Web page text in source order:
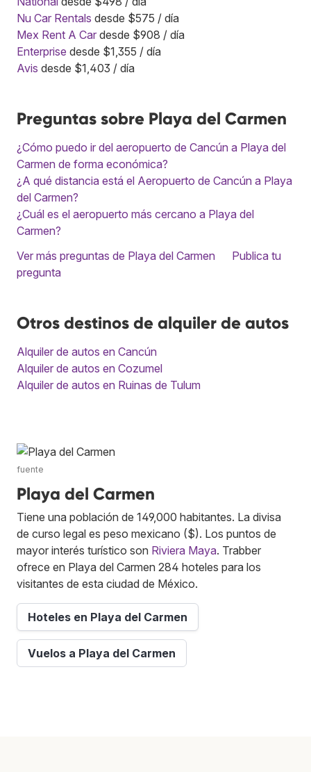
Nu Car Rentals desde $575 / día
Mex Rent A Car desde $908 / día
Enterprise desde $1,355 / día
Avis desde $1,403 / día
Preguntas sobre Playa del Carmen
¿Cómo puedo ir del aeropuerto de Cancún a Playa del
Carmen de forma económica?
¿A qué distancia está el Aeropuerto de Cancún a Playa
del Carmen?
¿Cuál es el aeropuerto más cercano a Playa del
Carmen?
Ver más preguntas de Playa del Carmen
Publica tu
pregunta
Otros destinos de alquiler de autos
Alquiler de autos en Cancún
Alquiler de autos en Cozumel
Alquiler de autos en Ruinas de Tulum
fuente
Playa del Carmen
Tiene una población de 149,000 habitantes. La divisa
de curso legal es peso mexicano ($). Los puntos de
mayor interés turístico son Riviera Maya. Trabber
ofrece en Playa del Carmen 284 hoteles para los
visitantes de esta ciudad de México.
Hoteles en Playa del Carmen
Vuelos a Playa del Carmen